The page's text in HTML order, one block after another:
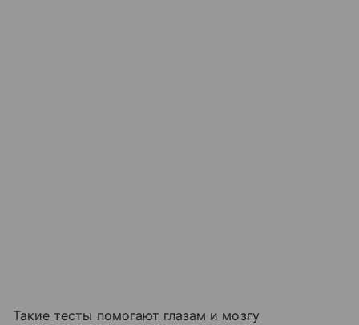
Такие тесты помогают глазам и мозгу